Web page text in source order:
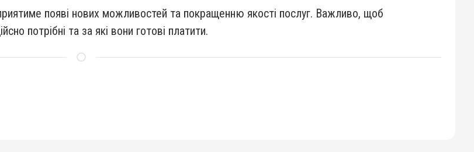
появі нових можливостей та покращенню якості послуг. Важливо, щоб
потрібні та за які вони готові платити.